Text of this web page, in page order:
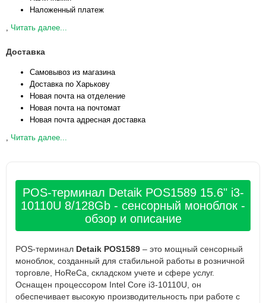
Наложенный платеж
, Читать далее...
Доставка
Самовывоз из магазина
Доставка по Харькову
Новая почта на отделение
Новая почта на почтомат
Новая почта адресная доставка
, Читать далее...
POS-терминал Detaik POS1589 15.6" i3-
10110U 8/128Gb - сенсорный моноблок -
обзор и описание
POS-терминал Detaik POS1589 – это мощный сенсорный
моноблок, созданный для стабильной работы в розничной
торговле, HoReCa, складском учете и сфере услуг.
Оснащен процессором Intel Core i3-10110U, он
обеспечивает высокую производительность при работе с